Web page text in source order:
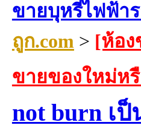
ขายบุหรี่ไฟฟ้า
ถูก.com> [ห้อง
ขายของใหม่ห
not burn เ